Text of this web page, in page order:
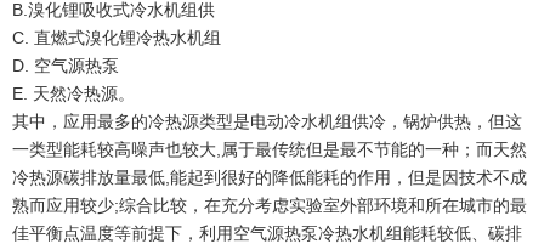
B.溴化锂吸收式冷水机组供
C. 直燃式溴化锂冷热水机组
D. 空气源热泵
E. 天然冷热源。
其中，应用最多的冷热源类型是电动冷水机组供冷，锅炉供热，但这
一类型能耗较高噪声也较大,属于最传统但是最不节能的一种；而天然
冷热源碳排放量最低,能起到很好的降低能耗的作用，但是因技术不成
熟而应用较少;综合比较，在充分考虑实验室外部环境和所在城市的最
佳平衡点温度等前提下，利用空气源热泵冷热水机组能耗较低、碳排